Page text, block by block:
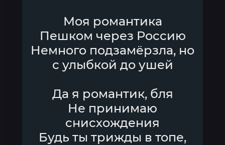
Моя романтика
Пешком через Россию
Немного подзамёрзла, но
с улыбкой до ушей
Да я романтик, бля
Не принимаю
снисхождения
Будь ты трижды в топе,